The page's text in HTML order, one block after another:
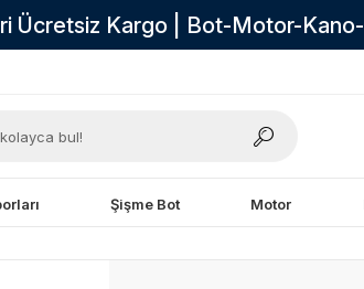
Ücretsiz Kargo | Bot-Motor-
Şişme Bot Motor